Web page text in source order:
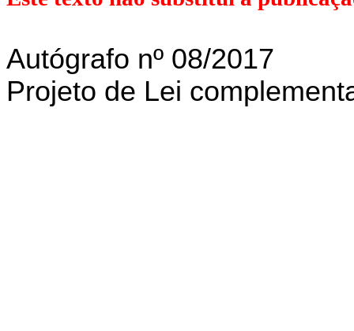
Autógrafo nº 08/2017
Projeto de Lei